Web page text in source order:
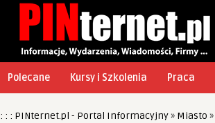
Polecane Kursy i Szkolenia Praca
: : : PINternet.pl - Portal Informacyjny» Miasto »